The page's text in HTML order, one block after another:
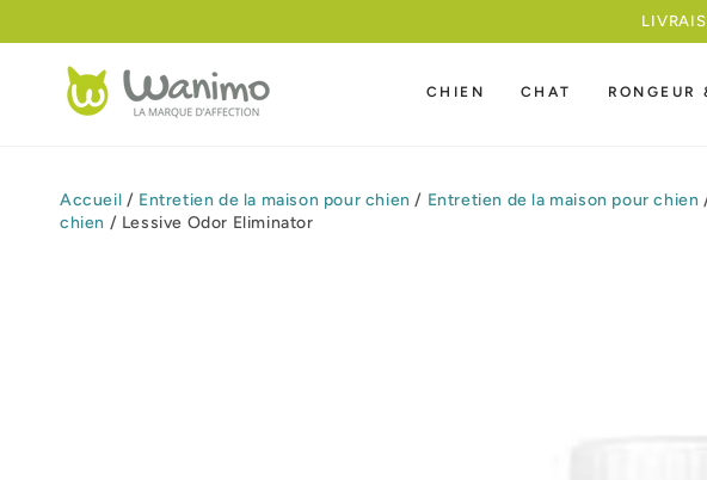
CHIEN CHAT RONGEUR
Accueil / Entretien de la maison pour chien / Entretien de la maison pour chien
chien / Lessive Odor Eliminator